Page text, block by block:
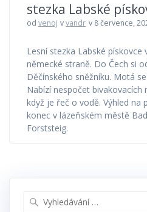
stezka Labské
od venoj vvandr v 8 července,
Lesní stezka Labské pískovce
německé straně. Do Čech si
Děčínského sněžníku. Motá
Nabízí nespočet bivakovacích
když je řeč o vodě. Výhled na
konec v lázeňském městě
Forststeig.